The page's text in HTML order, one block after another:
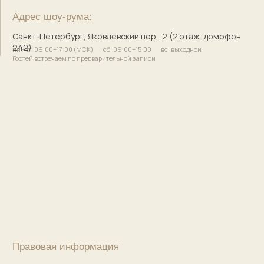
bogachevas